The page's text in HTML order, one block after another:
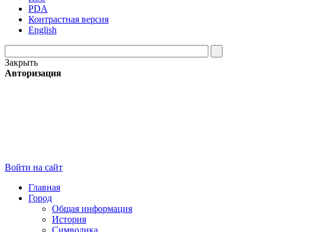
PDA
Контрастная версия
English
Закрыть
Авторизация
Войти на сайт
Главная
Город
Общая информация
История
Символика